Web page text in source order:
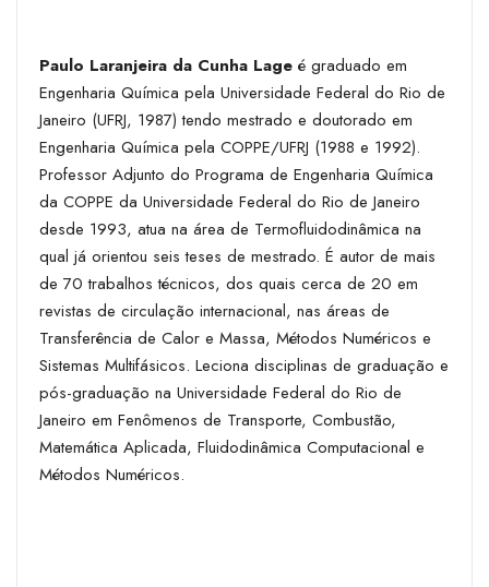
Paulo Laranjeira da Cunha Lage é graduado em
Engenharia Química pela Universidade Federal do Rio de
Janeiro (UFRJ, 1987) tendo mestrado e doutorado em
Engenharia Química pela COPPE/UFRJ (1988 e 1992).
Professor Adjunto do Programa de Engenharia Química
da COPPE da Universidade Federal do Rio de Janeiro
desde 1993, atua na área de Termofluidodinâmica na
qual já orientou seis teses de mestrado. É autor de mais
de 70 trabalhos técnicos, dos quais cerca de 20 em
revistas de circulação internacional, nas áreas de
Transferência de Calor e Massa, Métodos Numéricos e
Sistemas Multifásicos. Leciona disciplinas de graduação e
pós-graduação na Universidade Federal do Rio de
Janeiro em Fenômenos de Transporte, Combustão,
Matemática Aplicada, Fluidodinâmica Computacional e
Métodos Numéricos.